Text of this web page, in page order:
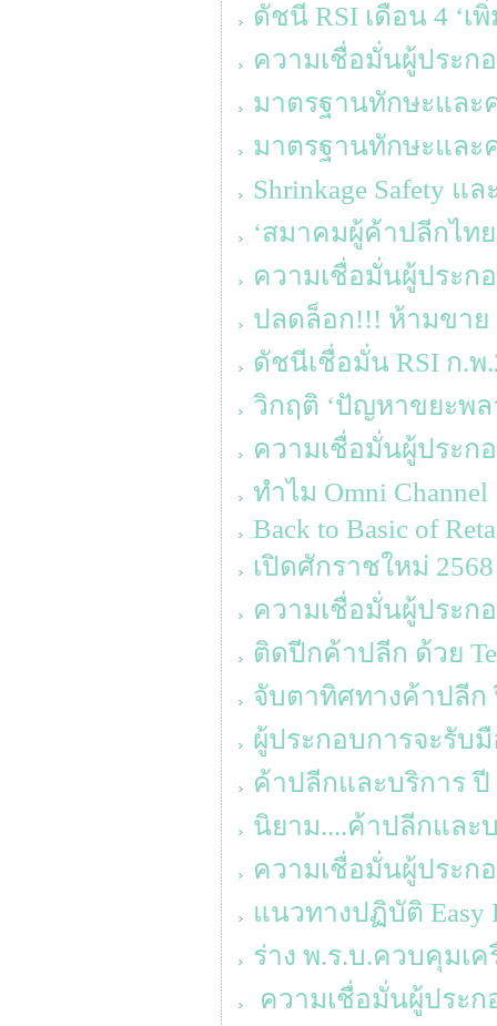
ดัชนี RSI เดือน 4 ‘เ
ความเชื่อมั่นผู้ประก
มาตรฐานทักษะและ
มาตรฐานทักษะและ
Shrinkage Safety แ
‘สมาคมผู้ค้าปลีกไท
ความเชื่อมั่นผู้ประก
ปลดล็อก!!! ห้ามขาย
ดัชนีเชื่อมั่น RSI ก.พ
วิกฤติ ‘ปัญหาขยะพล
ความเชื่อมั่นผู้ประก
ทำไม Omni
Back to Basic of
เปิดศักราชใหม่
ความเชื่อมั่นผู้ประก
ติดปีกค้าปลีก ด้วย
จับตาทิศทางค้าปลีก
ผู้ประกอบการจะรับ
ค้าปลีกและบริการ ปี
นิยาม....ค้าปลีกและ
ความเชื่อมั่นผู้ประก
แนวทางปฏิบัติ Easy
ร่าง พ.ร.บ.ควบคุมเ
ความเชื่อมั่นผู้ประก